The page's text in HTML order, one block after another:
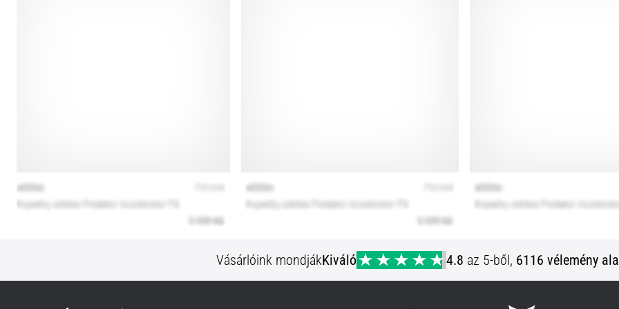
Vásárlóink mondjákKiváló 4.8 az 5-ből, 6116 vélemény